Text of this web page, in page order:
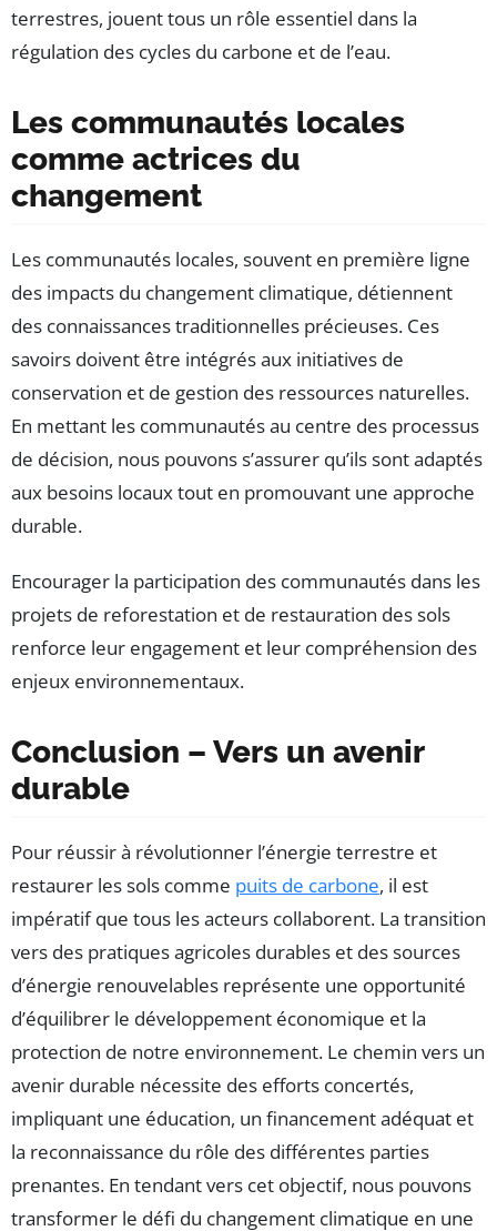
terrestres, jouent tous un rôle essentiel dans la
régulation des cycles du carbone et de l’eau.
Les communautés locales
comme actrices du
changement
Les communautés locales, souvent en première ligne
des impacts du changement climatique, détiennent
des connaissances traditionnelles précieuses. Ces
savoirs doivent être intégrés aux initiatives de
conservation et de gestion des ressources naturelles.
En mettant les communautés au centre des processus
de décision, nous pouvons s’assurer qu’ils sont adaptés
aux besoins locaux tout en promouvant une approche
durable.
Encourager la participation des communautés dans les
projets de reforestation et de restauration des sols
renforce leur engagement et leur compréhension des
enjeux environnementaux.
Conclusion – Vers un avenir
durable
Pour réussir à révolutionner l’énergie terrestre et
restaurer les sols comme puits de carbone, il est
impératif que tous les acteurs collaborent. La transition
vers des pratiques agricoles durables et des sources
d’énergie renouvelables représente une opportunité
d’équilibrer le développement économique et la
protection de notre environnement. Le chemin vers un
avenir durable nécessite des efforts concertés,
impliquant une éducation, un financement adéquat et
la reconnaissance du rôle des différentes parties
prenantes. En tendant vers cet objectif, nous pouvons
transformer le défi du changement climatique en une